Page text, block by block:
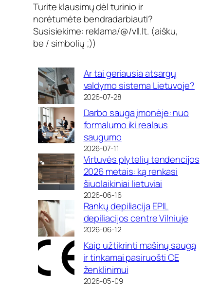
Turite klausimų dėl turinio ir
norėtumėte bendradarbiauti?
Susisiekime: reklama/@/vll.lt. (aišku,
be / simbolių ;))
Ar tai geriausia atsargų
valdymo sistema Lietuvoje?
2026-07-28
Darbo sauga įmonėje: nuo
formalumo iki realaus
saugumo
2026-07-11
Virtuvės plytelių tendencijos
2026 metais: ką renkasi
šiuolaikiniai lietuviai
2026-06-16
Rankų depiliacija EPIL
depiliacijos centre Vilniuje
2026-06-12
Kaip užtikrinti mašinų saugą
ir tinkamai pasiruošti CE
ženklinimui
2026-05-09